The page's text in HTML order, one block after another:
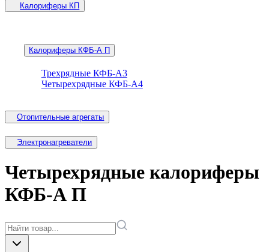
Калориферы КП
Калориферы КФБ-А П
Трехрядные КФБ-А3
Четырехрядные КФБ-А4
Отопительные агрегаты
Электронагреватели
Четырехрядные калориферы
КФБ-А П